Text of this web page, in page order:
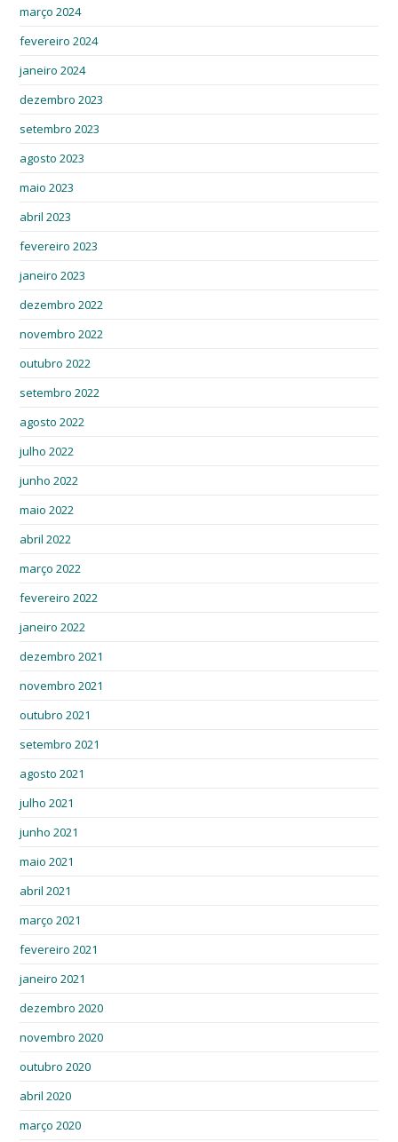
março 2024
fevereiro 2024
janeiro 2024
dezembro 2023
setembro 2023
agosto 2023
maio 2023
abril 2023
fevereiro 2023
janeiro 2023
dezembro 2022
novembro 2022
outubro 2022
setembro 2022
agosto 2022
julho 2022
junho 2022
maio 2022
abril 2022
março 2022
fevereiro 2022
janeiro 2022
dezembro 2021
novembro 2021
outubro 2021
setembro 2021
agosto 2021
julho 2021
junho 2021
maio 2021
abril 2021
março 2021
fevereiro 2021
janeiro 2021
dezembro 2020
novembro 2020
outubro 2020
abril 2020
março 2020